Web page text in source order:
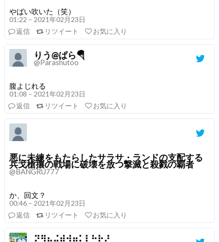
やばい吹いた（笑）
01:22 – 2021年02月23日
返信
リツイート お気に入り
りう@ぱら🪂
@Parashutoo
腹よじれる
01:08 – 2021年02月23日
返信
リツイート お気に入り
悪に未練をもたらしたサラサ・ランドの支配する
兵戈槍攘の戦場に破壊を放つ撃滅と殺戮の覇者
@BANGRU777
か、回文？
00:46 – 2021年02月23日
返信
リツイート お気に入り
⢝⢻⢦⢬⢾⢺⡶⢅⢇⢓⡗⡜